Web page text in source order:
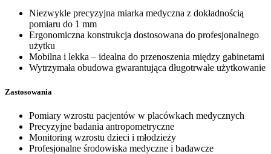
Niezwykle precyzyjna miarka medyczna z dokładnością
pomiaru do 1 mm
Ergonomiczna konstrukcja dostosowana do profesjonalnego
użytku
Mobilna i lekka – idealna do przenoszenia między gabinetami
Wytrzymała obudowa gwarantująca długotrwałe użytkowanie
Zastosowania
Pomiary wzrostu pacjentów w placówkach medycznych
Precyzyjne badania antropometryczne
Monitoring wzrostu dzieci i młodzieży
Profesjonalne środowiska medyczne i badawcze